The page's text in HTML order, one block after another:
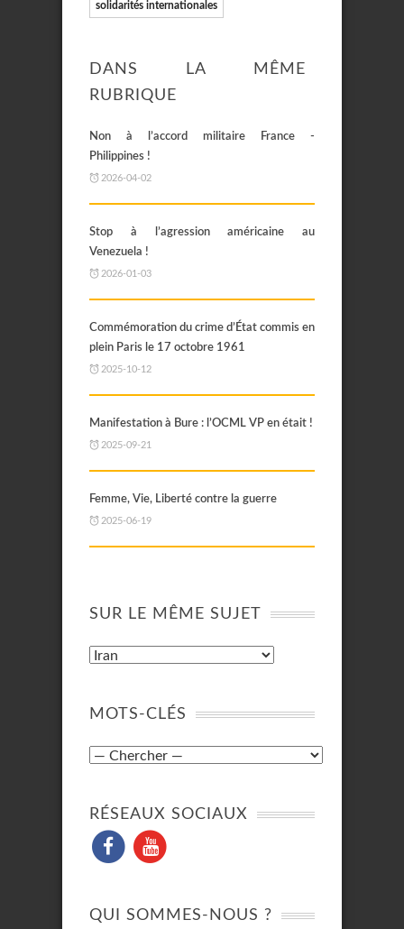
solidarités internationales
DANS LA MÊME
RUBRIQUE
Non à l’accord militaire France -
Philippines !
2026-04-02
Stop à l’agression américaine au
Venezuela !
2026-01-03
Commémoration du crime d’État commis en
plein Paris le 17 octobre 1961
2025-10-12
Manifestation à Bure : l’OCML VP en était !
2025-09-21
Femme, Vie, Liberté contre la guerre
2025-06-19
SUR LE MÊME SUJET
MOTS-CLÉS
RÉSEAUX SOCIAUX
QUI SOMMES-NOUS ?